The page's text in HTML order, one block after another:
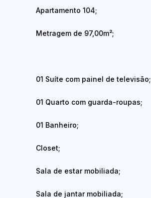
Apartamento 104;
Metragem de 97,00m²;
01 Suíte com painel de televisão;
01 Quarto com guarda-roupas;
01 Banheiro;
Closet;
Sala de estar mobiliada;
Sala de jantar mobiliada;